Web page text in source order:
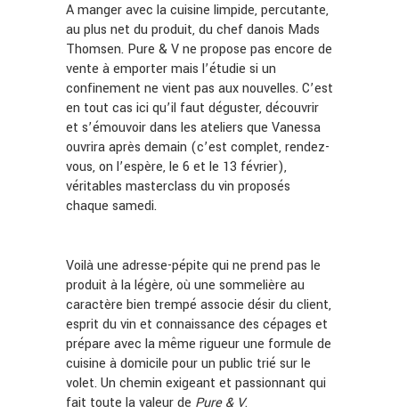
A manger avec la cuisine limpide, percutante,
au plus net du produit, du chef danois Mads
Thomsen. Pure & V ne propose pas encore de
vente à emporter mais l’étudie si un
confinement ne vient pas aux nouvelles. C’est
en tout cas ici qu’il faut déguster, découvrir
et s’émouvoir dans les ateliers que Vanessa
ouvrira après demain (c’est complet, rendez-
vous, on l’espère, le 6 et le 13 février),
véritables masterclass du vin proposés
chaque samedi.
Voilà une adresse-pépite qui ne prend pas le
produit à la légère, où une sommelière au
caractère bien trempé associe désir du client,
esprit du vin et connaissance des cépages et
prépare avec la même rigueur une formule de
cuisine à domicile pour un public trié sur le
volet. Un chemin exigeant et passionnant qui
fait toute la valeur de Pure & V.